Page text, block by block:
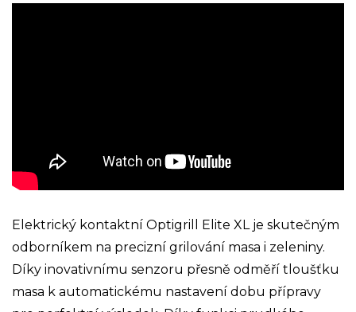
Elektrický kontaktní Optigrill Elite XL je skutečným
odborníkem na precizní grilování masa i zeleniny.
Díky inovativnímu senzoru přesně odměří tloušťku
masa k automatickému nastavení dobu přípravy